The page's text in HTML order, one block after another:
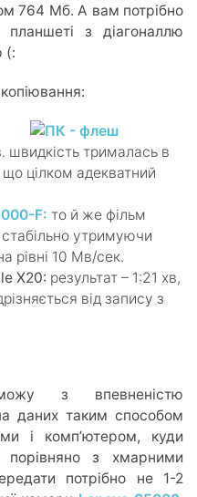
764 Мб. А вам потрібно
з діагоналлю
(:
швидкість трималась в
цілком адекватний
F: то й же фільм
утримуючи
рівні 10 Мв/сек.
X20: результат – 1:21 хв,
від запису з
з впевненістю
даних таким способом
і комп’ютером, куди
з хмарними
потрібно не 1-2